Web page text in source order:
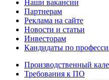
Наши вакансии
Партнерам
Реклама на сайте
Новости и статьи
Инвесторам
Кандидаты по
Производственный
Требования к ПО